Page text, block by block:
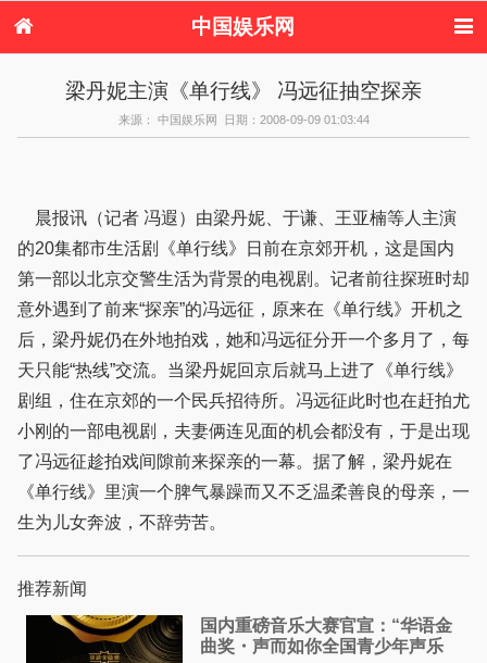
中国娱乐网
港台娱乐
日本娱乐 韩国娱乐
欧美娱乐
音乐新闻 影视新闻
内地明星八卦
梁丹妮主演《单行线》 冯远征抽空探亲
来源： 中国娱乐网 日期：2008-09-09 01:03:44
晨报讯（记者 冯遐）由梁丹妮、于谦、王亚楠等人主演
的20集都市生活剧《单行线》日前在京郊开机，这是国内
第一部以北京交警生活为背景的电视剧。记者前往探班时却
意外遇到了前来“探亲”的冯远征，原来在《单行线》开机之
后，梁丹妮仍在外地拍戏，她和冯远征分开一个多月了，每
天只能“热线”交流。当梁丹妮回京后就马上进了《单行线》
剧组，住在京郊的一个民兵招待所。冯远征此时也在赶拍尤
小刚的一部电视剧，夫妻俩连见面的机会都没有，于是出现
了冯远征趁拍戏间隙前来探亲的一幕。据了解，梁丹妮在
《单行线》里演一个脾气暴躁而又不乏温柔善良的母亲，一
生为儿女奔波，不辞劳苦。
推荐新闻
国内重磅音乐大赛官宣：“华语金
曲奖・声而如你全国青少年声乐